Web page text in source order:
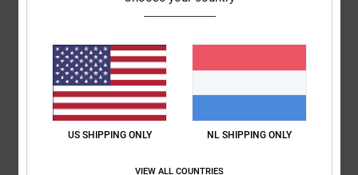
5
US SHIPPING ONLY NL SHIPPING ONLY
VIEW ALL COUNTRIES